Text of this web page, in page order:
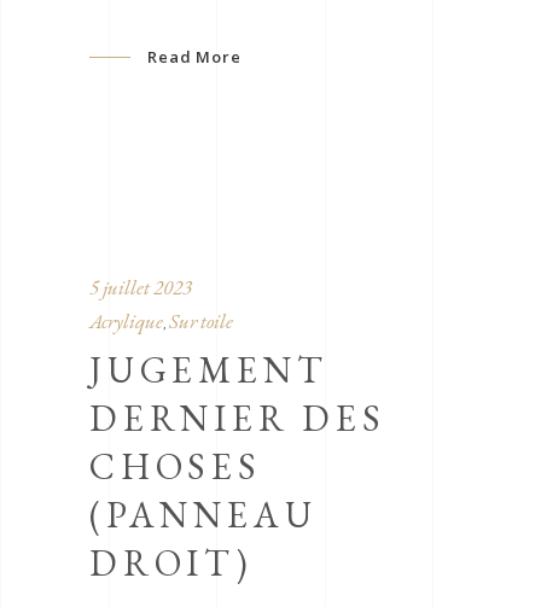
Read More
5 juillet 2023
Acrylique, Sur toile
JUGEMENT
DERNIER DES
CHOSES
(PANNEAU
DROIT)